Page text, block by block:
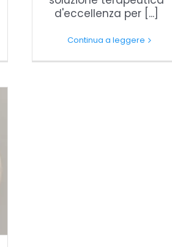
d'eccellenza per [...]
Continua a leggere